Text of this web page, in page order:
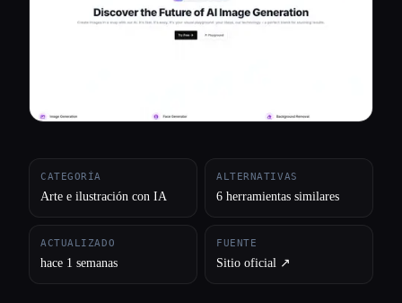
Todas las categorías
CATEGORÍA
Arte e ilustración con IA
ALTERNATIVAS
6 herramientas similares
ACTUALIZADO
hace 1 semanas
FUENTE
Sitio oficial ↗︎